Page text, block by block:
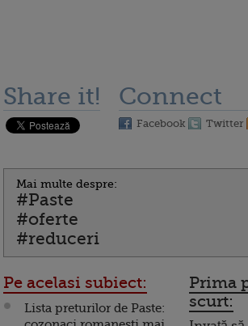
Share it! Connect
Facebook Twitter
Mai multe despre:
#Paste
#oferte
#reduceri
Pe acelasi subiect:
Lista preturilor de Paste:
Prima
scurt: